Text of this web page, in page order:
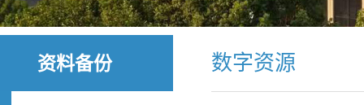
数字资源
资料备份